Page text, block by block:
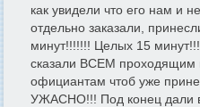
как увидели что его нам и
отдельно заказали,
минут!!!!!!! Целых 15
сказали ВСЕМ проходящим
официантам чтоб уже
УЖАСНО!!! Под конец дали в